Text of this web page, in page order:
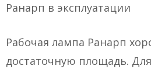
Ранарп в эксплуатации
Рабочая лампа Ранарп
достаточную площадь.